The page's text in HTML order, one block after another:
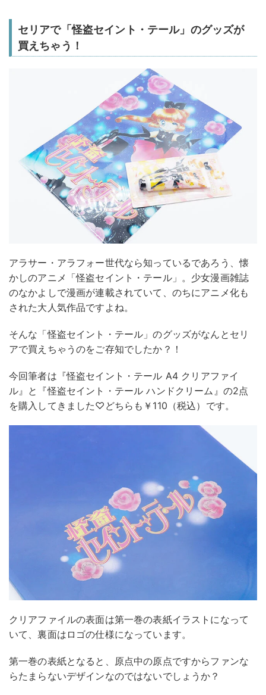
セリアで「怪盗セイント・テール」のグッズが
買えちゃう！
アラサー・アラフォー世代なら知っているであろう、懐
かしのアニメ「怪盗セイント・テール」。少女漫画雑誌
のなかよしで漫画が連載されていて、のちにアニメ化も
された大人気作品ですよね。
そんな「怪盗セイント・テール」のグッズがなんとセリ
アで買えちゃうのをご存知でしたか？！
今回筆者は『怪盗セイント・テール A4 クリアファイ
ル』と『怪盗セイント・テール ハンドクリーム』の2点
を購入してきました♡どちらも￥110（税込）です。
クリアファイルの表面は第一巻の表紙イラストになって
いて、裏面はロゴの仕様になっています。
第一巻の表紙となると、原点中の原点ですからファンな
らたまらないデザインなのではないでしょうか？